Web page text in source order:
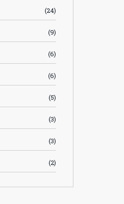
(24)
(9)
(6)
(6)
(5)
(3)
(3)
(2)